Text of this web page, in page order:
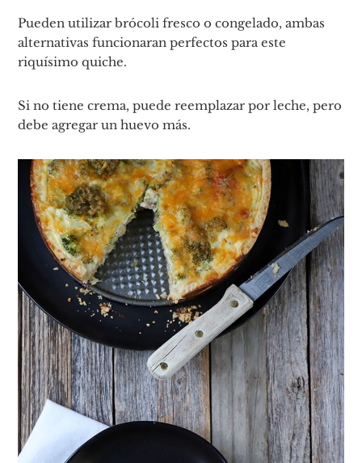
Pueden utilizar brócoli fresco o congelado, ambas
alternativas funcionaran perfectos para este
riquísimo quiche.
Si no tiene crema, puede reemplazar por leche, pero
debe agregar un huevo más.